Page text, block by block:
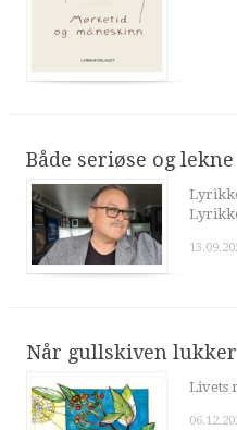
Både seriøse og
Når gullskiven
Livets